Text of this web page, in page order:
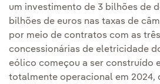
um investimento de 3 bilhões de
bilhões de euros nas taxas de
por meio de contratos com as
concessionárias de eletricidade
eólico começou a ser construído
totalmente operacional em 2024,